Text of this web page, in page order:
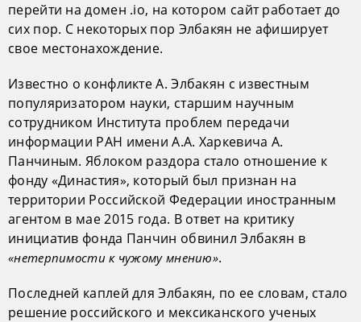
перейти на домен .io, на котором сайт работает до
сих пор. С некоторых пор Элбакян не афиширует
свое местонахождение.
Известно о конфликте А. Элбакян с известным
популяризатором науки, старшим научным
сотрудником Института проблем передачи
информации РАН имени А.А. Харкевича А.
Панчиным. Яблоком раздора стало отношение к
фонду «Династия», который был признан на
территории Российской Федерации иностранным
агентом в мае 2015 года. В ответ на критику
инициатив фонда Панчин обвинил Элбакян в
«нетерпимости к чужому мнению».
Последней каплей для Элбакян, по ее словам, стало
решение российского и мексиканского ученых